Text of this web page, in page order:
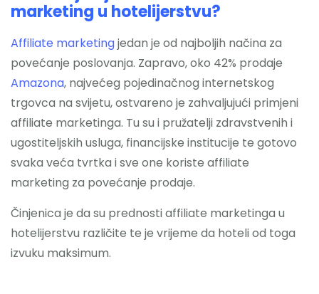
marketing u hotelijerstvu?
Affiliate marketingjedan je od najboljih načina za
povećanje poslovanja. Zapravo, oko 42% prodaje
Amazona, najvećeg pojedinačnog internetskog
trgovca na svijetu, ostvareno je zahvaljujući primjeni
affiliate marketinga. Tu su i pružatelji zdravstvenih i
ugostiteljskih usluga, financijske institucije te gotovo
svaka veća tvrtka i sve one koriste affiliate
marketing za povećanje prodaje.
Činjenica je da su prednosti affiliate marketinga u
hotelijerstvu različite te je vrijeme da hoteli od toga
izvuku maksimum.